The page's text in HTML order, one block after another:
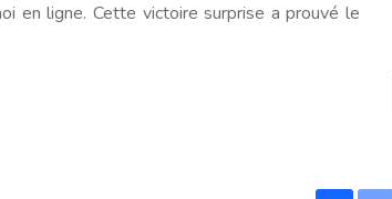
en ligne. Cette victoire surprise a prouvé le